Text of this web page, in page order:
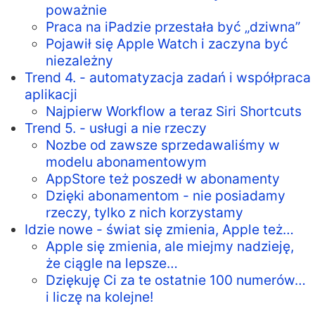
poważnie
Praca na iPadzie przestała być „dziwna”
Pojawił się Apple Watch i zaczyna być
niezależny
Trend 4. - automatyzacja zadań i współpraca
aplikacji
Najpierw Workflow a teraz Siri Shortcuts
Trend 5. - usługi a nie rzeczy
Nozbe od zawsze sprzedawaliśmy w
modelu abonamentowym
AppStore też poszedł w abonamenty
Dzięki abonamentom - nie posiadamy
rzeczy, tylko z nich korzystamy
Idzie nowe - świat się zmienia, Apple też…
Apple się zmienia, ale miejmy nadzieję,
że ciągle na lepsze…
Dziękuję Ci za te ostatnie 100 numerów…
i liczę na kolejne!